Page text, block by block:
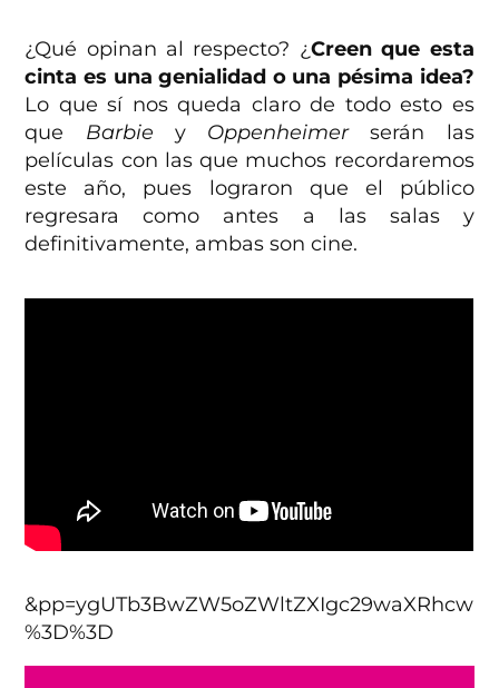
¿Qué opinan al respecto? ¿Creen que esta
cinta es una genialidad o una pésima idea?
Lo que sí nos queda claro de todo esto es
que Barbie y Oppenheimerserán las
películas con las que muchos recordaremos
este año, pues lograron que el público
regresara como antes a las salas y
definitivamente, ambas son cine.
&pp=ygUTb3BwZW5oZWltZXIgc29waXRhcw
%3D%3D